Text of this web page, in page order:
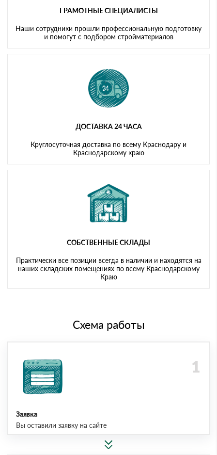
ГРАМОТНЫЕ СПЕЦИАЛИСТЫ
Наши сотрудники прошли профессиональную подготовку
и помогут с подбором стройматериалов
ДОСТАВКА 24 ЧАСА
Круглосуточная доставка по всему Краснодару и
Краснодарскому краю
СОБСТВЕННЫЕ СКЛАДЫ
Практически все позиции всегда в наличии и находятся на
наших складских помещениях по всему Краснодарскому
Краю
Схема работы
Заявка
Вы оставили заявку на сайте